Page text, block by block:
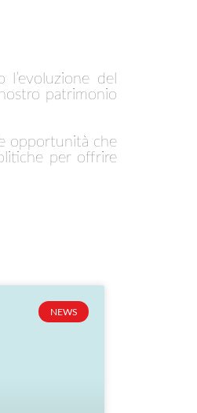
del
patrimonio
opportunità che
per offrire
NEWS